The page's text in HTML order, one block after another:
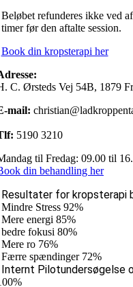
Beløbet refunderes ikke ved
timer før den aftalte session.
Book din kropsterapi her
C. Ørsteds Vej 54B, 1879
mail:
5190 3210
til Fredag: 09.00 til
din behandling her
Resultater for kropsterapi
Mindre Stress 92%
Mere energi 85%
bedre fokusi 80%
Mere ro 76%
Færre spændinger 72%
Internt Pilotundersøgelse